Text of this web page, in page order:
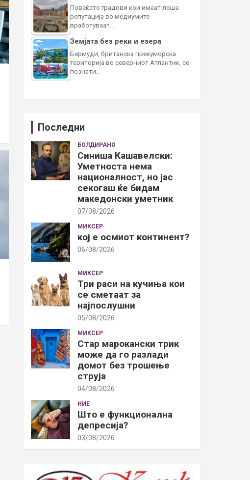
Повеќето градови кои имаат лоша
репутација во медиумите
вработуваат…
Земјата без реки и езера
Бермуди, британска прекуморска
територија во северниот Атлантик, се
познати…
Последни
БОЛДИРАНО
Синиша Кашавелски:
Уметноста нема
националност, но јас
секогаш ќе бидам
македонски уметник
07/08/2026
МИКСЕР
кој е осмиот континент?
06/08/2026
МИКСЕР
Три раси на кучиња кои
се сметаат за
најпослушни
05/08/2026
МИКСЕР
Стар марокански трик
може да го разлади
домот без трошење
струја
04/08/2026
НИЕ
Што е функционална
депресија?
03/08/2026